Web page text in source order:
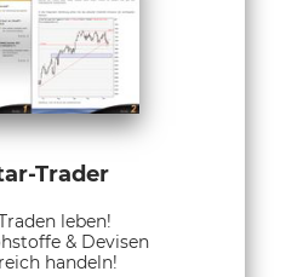
Trader
leben!
& Devisen
handeln!